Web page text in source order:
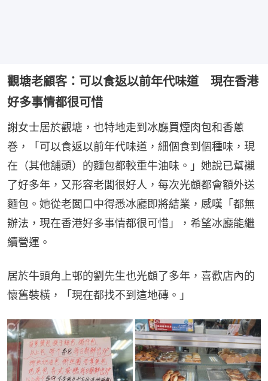
觀塘老顧客：可以食返以前年代味道 現在香港
好多事情都很可惜
謝女士居於觀塘，也特地走到冰廳買煙肉包和香蔥
巻，「可以食返以前年代味道，細個食到個種味，現
在（其他舖頭）的麵包都較重牛油味。」她說已幫襯
了好多年，又形容老闆很好人，每次光顧都會額外送
麵包。她從老闆口中得悉冰廳即將結業，感嘆「都無
辦法，現在香港好多事情都很可惜」，希望冰廳能繼
續營運。
居於牛頭角上邨的劉先生也光顧了多年，喜歡店內的
懷舊裝橫，「現在都找不到這地磚。」